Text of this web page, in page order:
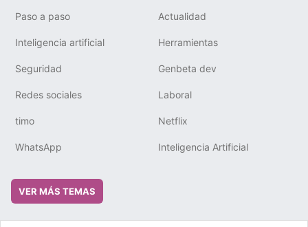
Paso a paso Actualidad
Inteligencia artificial Herramientas
Seguridad Genbeta dev
Redes sociales Laboral
timo Netflix
WhatsApp Inteligencia Artificial
VER MÁS TEMAS